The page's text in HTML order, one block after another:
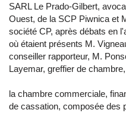
SARL Le Prado-Gilbert,
Ouest, de la SCP Piwnica et
société CP, après débats en
où étaient présents M.
conseiller rapporteur, M.
Layemar, greffier de chambre,
la chambre commerciale,
de cassation, composée des